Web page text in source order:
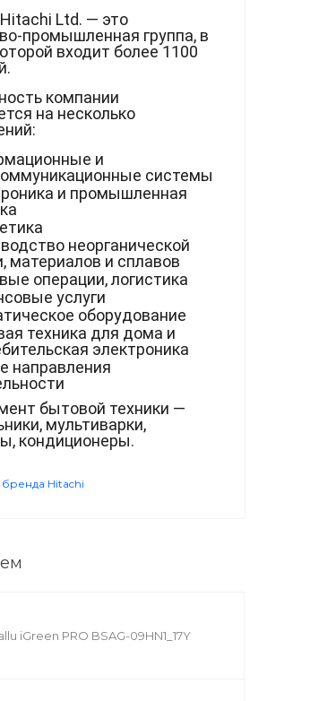
Ltd. — это
промышленная группа, в
входит более 1100
компании
на несколько
и
системы
и промышленная
неорганической
материалов и сплавов
операции, логистика
услуги
оборудование
техника для дома и
электроника
направления
бытовой техники —
мультиварки,
кондиционеры.
Hitachi
iGreen PRO BSAG-09HN1_17Y